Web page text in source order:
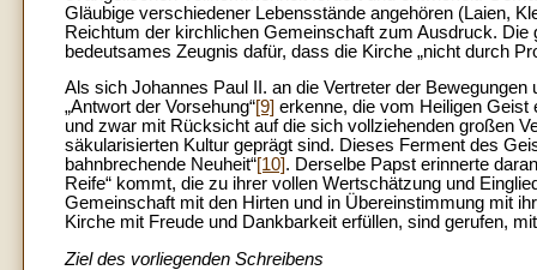
Gläubige verschiedener Lebensstände angehören (Laien,
Reichtum der kirchlichen Gemeinschaft zum Ausdruck.
bedeutsames Zeugnis dafür, dass die Kirche „nicht durch
Als sich Johannes Paul II. an die Vertreter der
„Antwort der Vorsehung“[9] erkenne, die vom Heiligen
und zwar mit Rücksicht auf die sich vollziehenden großen
säkularisierten Kultur geprägt sind. Dieses Ferment des
bahnbrechende Neuheit“[10]. Derselbe Papst erinnerte
Reife“ kommt, die zu ihrer vollen Wertschätzung und
Gemeinschaft mit den Hirten und in Übereinstimmung mit
Kirche mit Freude und Dankbarkeit erfüllen, sind gerufen,
Ziel des vorliegenden Schreibens